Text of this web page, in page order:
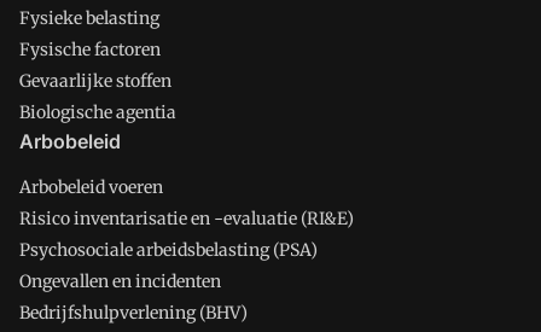
Fysieke belasting
Fysische factoren
Gevaarlijke stoffen
Biologische agentia
Arbobeleid
Arbobeleid voeren
Risico inventarisatie en -evaluatie (RI&E)
Psychosociale arbeidsbelasting (PSA)
Ongevallen en incidenten
Bedrijfshulpverlening (BHV)